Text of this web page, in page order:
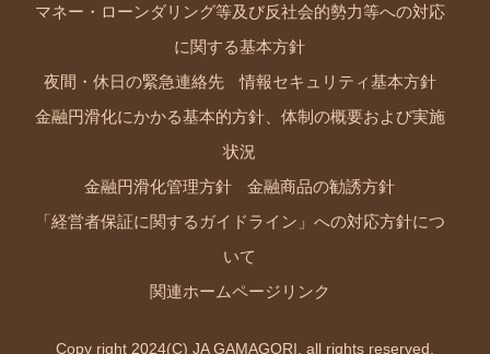
マネー・ローンダリング等及び反社会的勢力等への対応
に関する基本方針
夜間・休日の緊急連絡先 情報セキュリティ基本方針
金融円滑化にかかる基本的方針、体制の概要および実施
状況
金融円滑化管理方針 金融商品の勧誘方針
「経営者保証に関するガイドライン」への対応方針につ
いて
関連ホームページリンク
Copy right 2024(C) JA GAMAGORI. all rights reserved.